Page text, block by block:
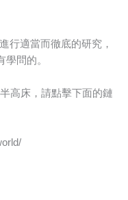
行適當而徹底的研究，
問的。
高床，請點擊下面的鏈